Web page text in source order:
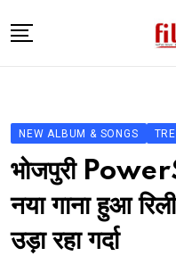
to
TELEVISION
BHOJPURI
NEWS ABTAK
STARRY SIDES
NEW ALBUM & SONGS
भोजपुरी
नया गाना हुआ
उड़ा रहा गर्दा